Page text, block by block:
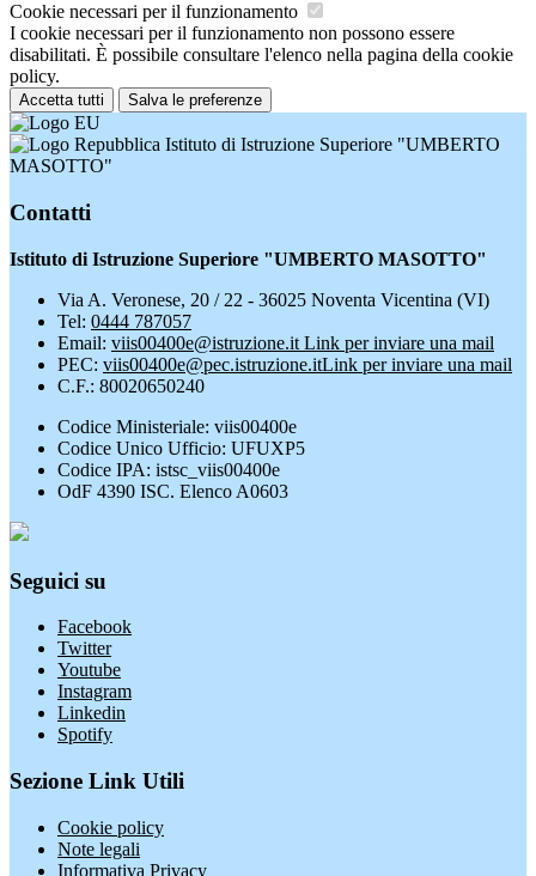
Cookie necessari per il funzionamento
I cookie necessari per il funzionamento non possono essere
disabilitati. È possibile consultare l'elenco nella pagina della cookie
policy.
Accetta tutti Salva le preferenze
Istituto di Istruzione Superiore "UMBERTO
MASOTTO"
Contatti
Istituto di Istruzione Superiore "UMBERTO MASOTTO"
Via A. Veronese, 20 / 22 - 36025 Noventa Vicentina (VI)
Tel: 0444 787057
Email: viis00400e@istruzione.it Link per inviare una mail
PEC: viis00400e@pec.istruzione.itLink per inviare una mail
C.F.: 80020650240
Codice Ministeriale: viis00400e
Codice Unico Ufficio: UFUXP5
Codice IPA: istsc_viis00400e
OdF 4390 ISC. Elenco A0603
Seguici su
Facebook
Twitter
Youtube
Instagram
Linkedin
Spotify
Sezione Link Utili
Cookie policy
Note legali
Informativa Privacy